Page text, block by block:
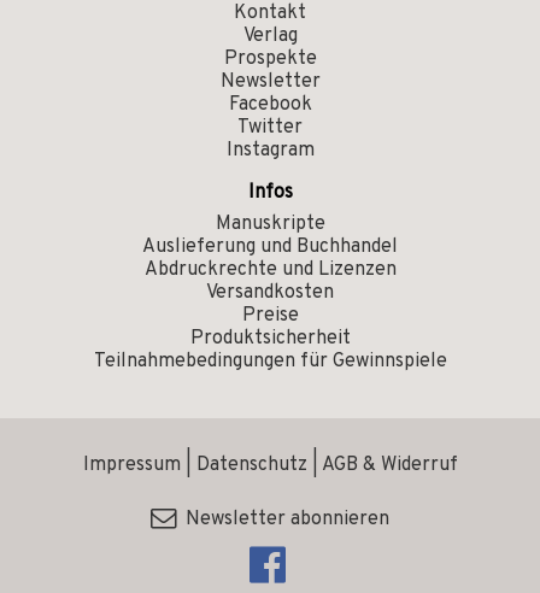
Kontakt
Verlag
Prospekte
Newsletter
Facebook
Twitter
Instagram
Infos
Manuskripte
Auslieferung und Buchhandel
Abdruckrechte und Lizenzen
Versandkosten
Preise
Produktsicherheit
Teilnahmebedingungen für Gewinnspiele
Impressum Datenschutz AGB & Widerruf
Newsletter abonnieren